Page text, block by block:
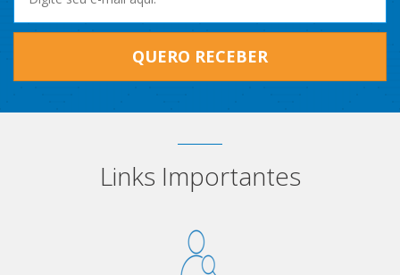
QUERO RECEBER
Links Importantes